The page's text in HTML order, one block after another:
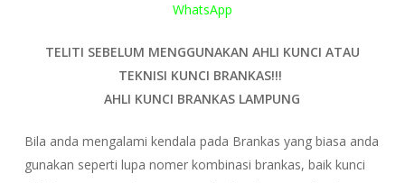
WhatsApp
TELITI SEBELUM MENGGUNAKAN AHLI KUNCI ATAU
TEKNISI KUNCI BRANKAS!!!
AHLI KUNCI BRANKAS LAMPUNG
Bila anda mengalami kendala pada Brankas yang biasa anda
gunakan seperti lupa nomer kombinasi brankas, baik kunci